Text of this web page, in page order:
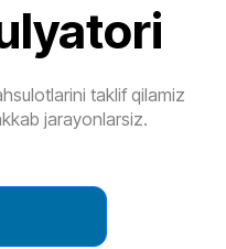
taklif qilamiz
jarayonlarsiz.